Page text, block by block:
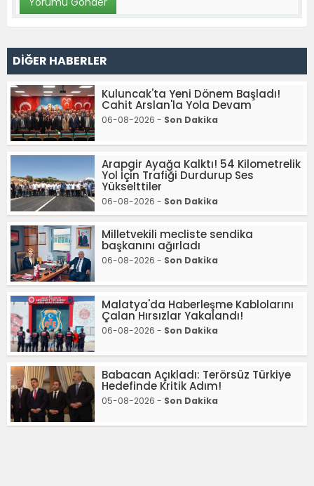
DİĞER HABERLER
Kuluncak'ta Yeni Dönem Başladı!
Cahit Arslan'la Yola Devam
06-08-2026 - Son Dakika
Arapgir Ayağa Kalktı! 54 Kilometrelik
Yol İçin Trafiği Durdurup Ses
Yükselttiler
06-08-2026 - Son Dakika
Milletvekili mecliste sendika
başkanını ağırladı
06-08-2026 - Son Dakika
Malatya'da Haberleşme Kablolarını
Çalan Hırsızlar Yakalandı!
06-08-2026 - Son Dakika
Babacan Açıkladı: Terörsüz Türkiye
Hedefinde Kritik Adım!
05-08-2026 - Son Dakika